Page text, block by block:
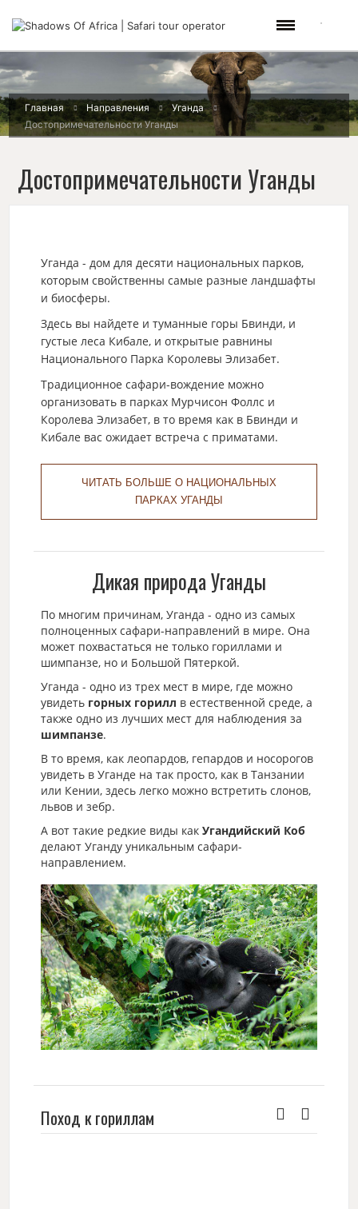
Главная Направления
Уганда
Достопримечательности Уганды
Достопримечательности Уганды
Уганда - дом для десяти национальных парков,
которым свойственны самые разные ландшафты
и биосферы.
Здесь вы найдете и туманные горы Бвинди, и
густые леса Кибале, и открытые равнины
Национального Парка Королевы Элизабет.
Традиционное сафари-вождение можно
организовать в парках Мурчисон Фоллс и
Королева Элизабет, в то время как в Бвинди и
Кибале вас ожидает встреча с приматами.
ЧИТАТЬ БОЛЬШЕ О НАЦИОНАЛЬНЫХ
ПАРКАХ УГАНДЫ
Дикая природа Уганды
По многим причинам, Уганда - одно из самых
полноценных сафари-направлений в мире. Она
может похвастаться не только гориллами и
шимпанзе, но и Большой Пятеркой.
Уганда - одно из трех мест в мире, где можно
увидеть горных горилл в естественной среде, а
также одно из лучших мест для наблюдения за
шимпанзе.
В то время, как леопардов, гепардов и носорогов
увидеть в Уганде на так просто, как в Танзании
или Кении, здесь легко можно встретить слонов,
львов и зебр.
А вот такие редкие виды какУгандийский Коб
делают Уганду уникальным сафари-
направлением.
Поход к гориллам